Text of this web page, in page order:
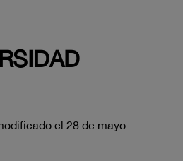
el 28 de mayo